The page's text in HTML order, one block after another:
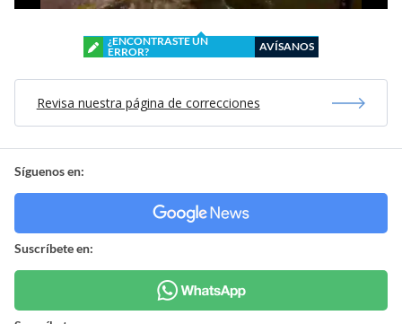
¿ENCONTRASTE UN
ERROR?
AVÍSANOS
Revisa nuestra página de correcciones
Síguenos en:
Suscríbete en: